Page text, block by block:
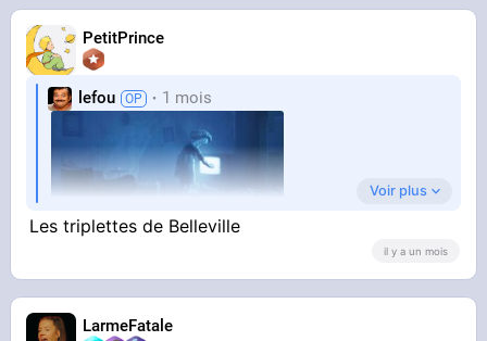
PetitPrince
lefou 1 mois
Voir plus
Les triplettes de Belleville
il y a un mois
LarmeFatale